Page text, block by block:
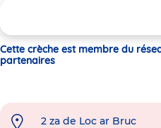
Cette crèche est membre du
partenaires
2 za de Loc ar Bruc